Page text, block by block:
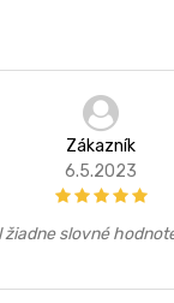
Zákazník
6.5.2023
slovné